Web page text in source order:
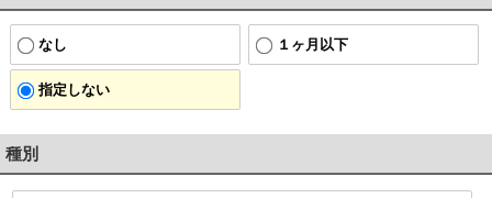
なし １ヶ月以下
指定しない
種別